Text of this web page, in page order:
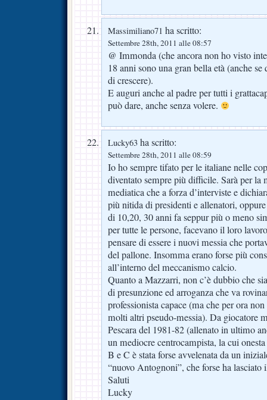
Massimiliano71 ha scritto:
Settembre 28th, 2011 alle 08:57
@ Immonda (che ancora non ho visto
18 anni sono una gran bella età (anche
di crescere).
E auguri anche al padre per tutti i
può dare, anche senza volere.
Lucky63 ha scritto:
Settembre 28th, 2011 alle 08:59
Io ho sempre tifato per le italiane nelle
diventato sempre più difficile. Sarà per la
mediatica che a forza d’interviste e
più nitida di presidenti e allenatori,
di 10,20, 30 anni fa seppur più o meno
per tutte le persone, facevano il loro
pensare di essere i nuovi messia che
del pallone. Insomma erano forse più
all’interno del meccanismo calcio.
Quanto a Mazzarri, non c’è dubbio che
di presunzione ed arroganza che va
professionista capace (ma che per ora
molti altri pseudo-messia). Da giocatore
Pescara del 1981-82 (allenato in ultimo
un mediocre centrocampista, la cui
B e C è stata forse avvelenata da un
“nuovo Antognoni”, che forse ha lasciato
Saluti
Lucky